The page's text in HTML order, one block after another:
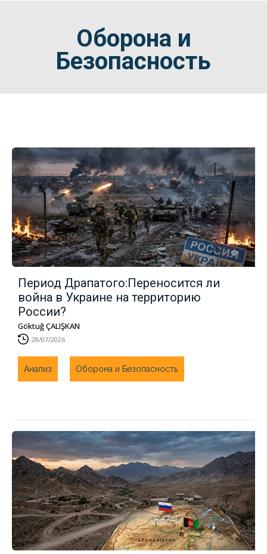
Оборона и
Безопасность
Период Драпатого:Переносится ли
война в Украине на территорию
России?
Göktuğ ÇALIŞKAN
28/07/2026
Анализ Оборона и Безопасность